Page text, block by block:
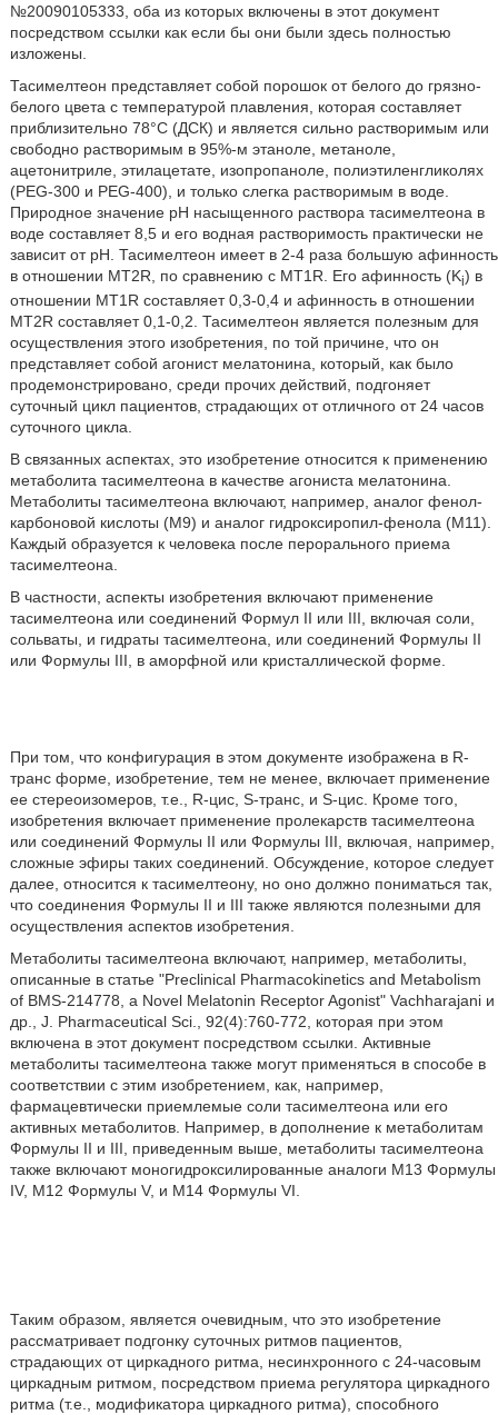
№20090105333, оба из которых включены в этот документ
посредством ссылки как если бы они были здесь полностью
изложены.
Тасимелтеон представляет собой порошок от белого до грязно-
белого цвета с температурой плавления, которая составляет
приблизительно 78°С (ДСК) и является сильно растворимым или
свободно растворимым в 95%-м этаноле, метаноле,
ацетонитриле, этилацетате, изопропаноле, полиэтиленгликолях
(PEG-300 и PEG-400), и только слегка растворимым в воде.
Природное значение рН насыщенного раствора тасимелтеона в
воде составляет 8,5 и его водная растворимость практически не
зависит от рН. Тасимелтеон имеет в 2-4 раза большую афинность
в отношении MT2R, по сравнению с MT1R. Его афинность (Ki) в
отношении MT1R составляет 0,3-0,4 и афинность в отношении
MT2R составляет 0,1-0,2. Тасимелтеон является полезным для
осуществления этого изобретения, по той причине, что он
представляет собой агонист мелатонина, который, как было
продемонстрировано, среди прочих действий, подгоняет
суточный цикл пациентов, страдающих от отличного от 24 часов
суточного цикла.
В связанных аспектах, это изобретение относится к применению
метаболита тасимелтеона в качестве агониста мелатонина.
Метаболиты тасимелтеона включают, например, аналог фенол-
карбоновой кислоты (М9) и аналог гидроксиропил-фенола (M11).
Каждый образуется к человека после перорального приема
тасимелтеона.
В частности, аспекты изобретения включают применение
тасимелтеона или соединений Формул II или III, включая соли,
сольваты, и гидраты тасимелтеона, или соединений Формулы II
или Формулы III, в аморфной или кристаллической форме.
При том, что конфигурация в этом документе изображена в R-
транс форме, изобретение, тем не менее, включает применение
ее стереоизомеров, т.е., R-цис, S-транс, и S-цис. Кроме того,
изобретения включает применение пролекарств тасимелтеона
или соединений Формулы II или Формулы III, включая, например,
сложные эфиры таких соединений. Обсуждение, которое следует
далее, относится к тасимелтеону, но оно должно пониматься так,
что соединения Формулы II и III также являются полезными для
осуществления аспектов изобретения.
Метаболиты тасимелтеона включают, например, метаболиты,
описанные в статье "Preclinical Pharmacokinetics and Metabolism
of BMS-214778, a Novel Melatonin Receptor Agonist" Vachharajani и
др., J. Pharmaceutical Sci., 92(4):760-772, которая при этом
включена в этот документ посредством ссылки. Активные
метаболиты тасимелтеона также могут применяться в способе в
соответствии с этим изобретением, как, например,
фармацевтически приемлемые соли тасимелтеона или его
активных метаболитов. Например, в дополнение к метаболитам
Формулы II и III, приведенным выше, метаболиты тасимелтеона
также включают моногидроксилированные аналоги М13 Формулы
IV, М12 Формулы V, и М14 Формулы VI.
Таким образом, является очевидным, что это изобретение
рассматривает подгонку суточных ритмов пациентов,
страдающих от циркадного ритма, несинхронного с 24-часовым
циркадным ритмом, посредством приема регулятора циркадного
ритма (т.е., модификатора циркадного ритма), способного